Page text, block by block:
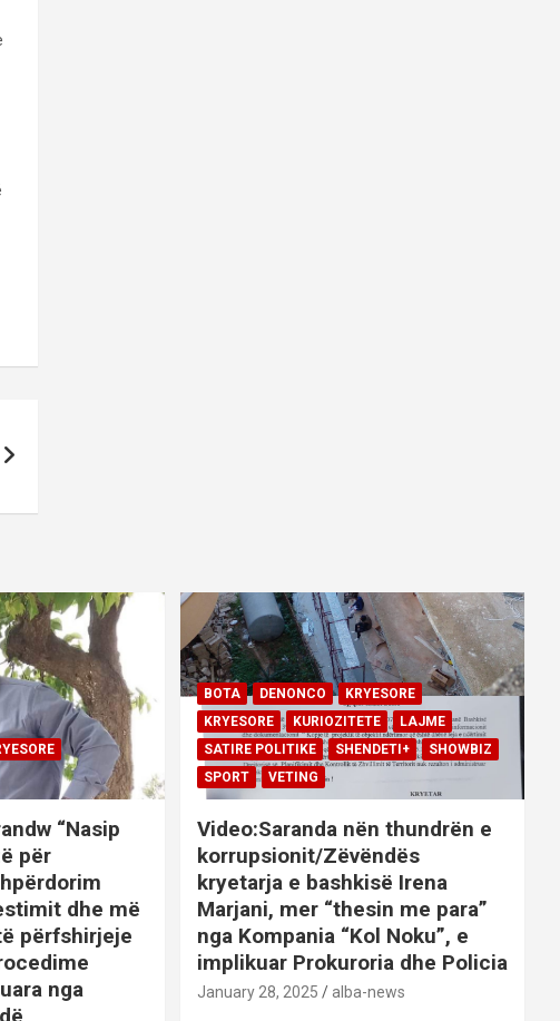
“Nasip
për
dhe më
përfshirjeje
nga
BOTA DENONCO
KRYESORE
KRYESORE
KURIOZITETE
LAJME
SATIRE POLITIKE
SHENDETI+
SHOWBIZ
SPORT
VETING
Video:Saranda nën thundrën e
korrupsionit/Zëvëndës
kryetarja e bashkisë Irena
Marjani, mer “thesin me para”
nga Kompania “Kol Noku”, e
implikuar Prokuroria dhe Policia
January 28, 2025 alba-news